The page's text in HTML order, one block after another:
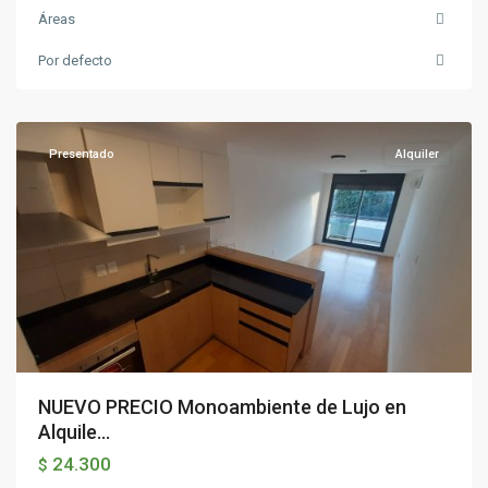
Áreas
Por defecto
Presentado Alquiler
NUEVO PRECIO Monoambiente de Lujo en
Alquile...
$ 24.300